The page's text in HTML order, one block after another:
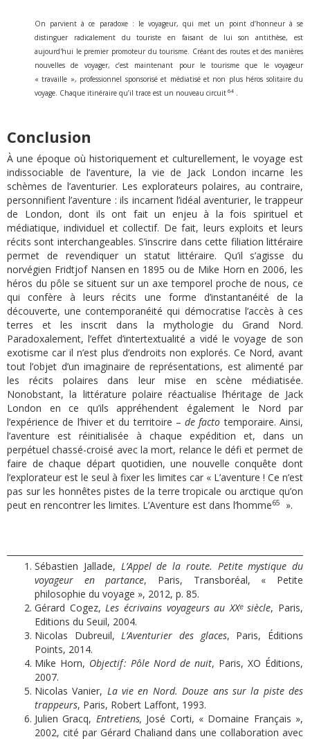
On parvient à ce paradoxe : le voyageur, qui met un point d’honneur à se
distinguer radicalement du touriste en faisant de lui son antithèse, est
aujourd'hui le premier promoteur du tourisme. Créant des routes et des manières
nouvelles de voyager, c’est maintenant pour le tourisme que le voyageur
« travaille », professionnel sponsorisé et médiatisé et non plus héros solitaire du
voyage. Chaque itinéraire qu’il trace est un nouveau circuit64 .
Conclusion
À une époque où historiquement et culturellement, le voyage est
indissociable de l’aventure, la vie de Jack London incarne les
schèmes de l’aventurier. Les explorateurs polaires, au contraire,
personnifient l’aventure : ils incarnent l’idéal aventurier, le trappeur
de London, dont ils ont fait un enjeu à la fois spirituel et
médiatique, individuel et collectif. De fait, leurs exploits et leurs
récits sont interchangeables. S’inscrire dans cette filiation littéraire
permet de revendiquer un statut littéraire. Qu’il s’agisse du
norvégien Fridtjof Nansen en 1895 ou de Mike Horn en 2006, les
héros du pôle se situent sur un axe temporel proche de nous, ce
qui confère à leurs récits une forme d’instantanéité de la
découverte, une contemporanéité qui démocratise l’accès à ces
terres et les inscrit dans la mythologie du Grand Nord.
Paradoxalement, l’effet d’intertextualité a vidé le voyage de son
exotisme car il n’est plus d’endroits non explorés. Ce Nord, avant
tout l’objet d’un imaginaire de représentations, est alimenté par
les récits polaires dans leur mise en scène médiatisée.
Nonobstant, la littérature polaire réactualise l’héritage de Jack
London en ce qu’ils appréhendent également le Nord par
l’expérience de l’hiver et du territoire –de facto temporaire. Ainsi,
l’aventure est réinitialisée à chaque expédition et, dans un
perpétuel chassé-croisé avec la mort, relance le défi et permet de
faire de chaque départ quotidien, une nouvelle conquête dont
l’explorateur est le seul à fixer les limites car « L’aventure ! Ce n’est
pas sur les honnêtes pistes de la terre tropicale ou arctique qu’on
peut en rencontrer les limites. L’Aventure est dans l’homme65 ».
Sébastien Jallade, L’Appel de la route. Petite mystique du
voyageur en partance, Paris, Transboréal, « Petite
philosophie du voyage », 2012, p. 85.
Gérard Cogez, Les écrivains voyageurs au XXᵉ siècle, Paris,
Editions du Seuil, 2004.
Nicolas Dubreuil,L’Aventurier des glaces, Paris, Éditions
Points, 2014.
Mike Horn, Objectif : Pôle Nord de nuit, Paris, XO Éditions,
2007.
Nicolas Vanier, La vie en Nord. Douze ans sur la piste des
trappeurs, Paris, Robert Laffont, 1993.
Julien Gracq, Entretiens, José Corti, « Domaine Français »,
2002, cité par Gérard Chaliand dans une collaboration avec